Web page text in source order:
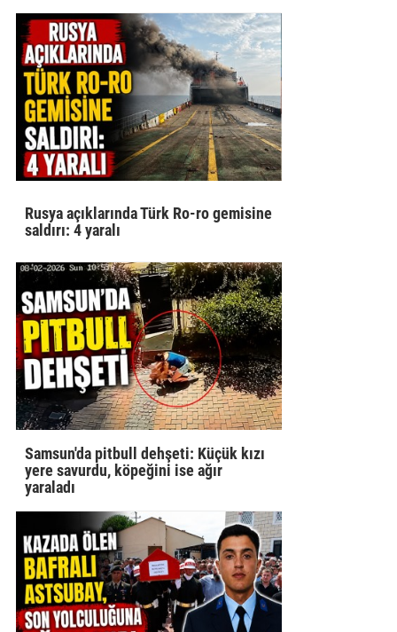
Rusya açıklarında Türk Ro-ro gemisine
saldırı: 4 yaralı
Samsun'da pitbull dehşeti: Küçük kızı
yere savurdu, köpeğini ise ağır
yaraladı